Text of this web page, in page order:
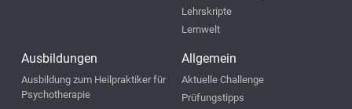
Lehrskripte
Lernwelt
Ausbildungen
Ausbildung zum Heilpraktiker für
Psychotherapie
Allgemein
Aktuelle Challenge
Prüfungstipps